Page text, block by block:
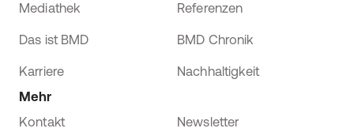
Mediathek
Das ist BMD
Karriere
Referenzen
BMD Chronik
Nachhaltigkeit
Mehr
Kontakt
Newsletter